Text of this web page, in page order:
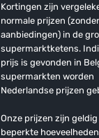
Kortingen zijn
normale prijzen (zonder
aanbiedingen) in de
supermarktketens.
prijs is gevonden in
supermarkten worden
Nederlandse prijzen
Onze prijzen zijn geldig
beperkte